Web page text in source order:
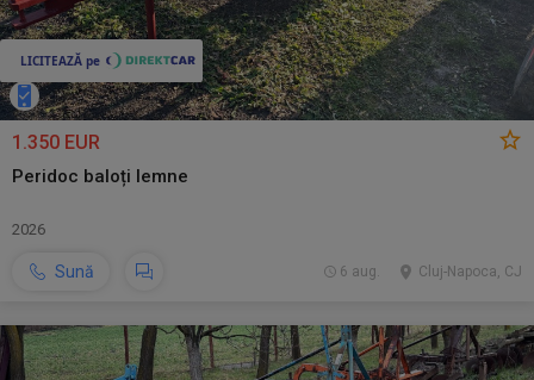
1.350 EUR
Peridoc baloți lemne
2026
Sună Cluj-Napoca, CJ
6 aug.